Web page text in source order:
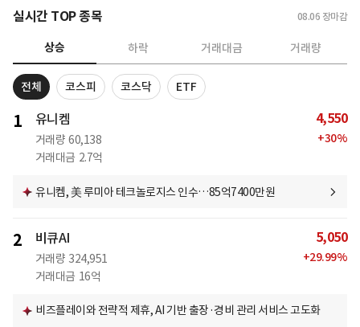
실시간 TOP 종목 08.06 장마감
상승 하락 거래대금 거래량
전체 코스피 코스닥 ETF
1 유니켐
거래량 60,138
거래대금 2.7억
4,550
+30%
유니켐, 美 루미아 테크놀로지스 인수…85억7400만원
2 비큐AI
거래량 324,951
거래대금 16억
5,050
+29.99%
비즈플레이와 전략적 제휴, AI 기반 출장·경비 관리 서비스 고도화